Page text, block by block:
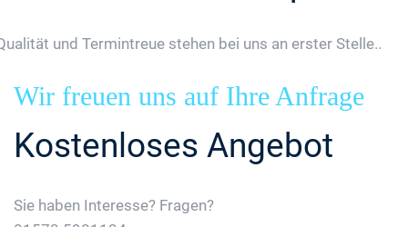
und Termintreue stehen bei uns an erster Stelle..
Wir freuen uns auf Ihre Anfrage
Kostenloses Angebot
Sie haben Interesse? Fragen?